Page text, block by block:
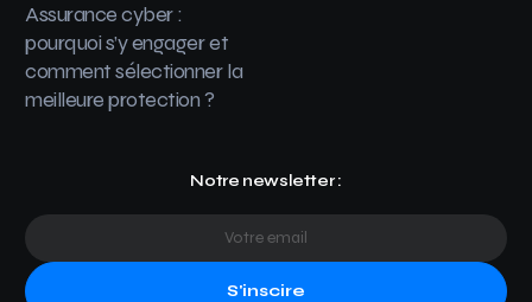
Assurance cyber :
pourquoi s’y engager et
comment sélectionner la
meilleure protection ?
Notre newsletter :
S'inscire